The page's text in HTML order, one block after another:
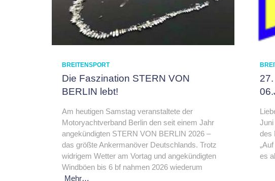
BREITENSPORT
Die Faszination STERN VON
BERLIN lebt!
Am heutigen Samstag veranstaltete der
Motoryachtverband Berlin den seit einem Jahr
angekündigten STERN VON BERLIN 2026 –
das größte Ankermanöver Deutschlands. Trotz
widrigem Wetter am Vortag und angekündigten
Windböen bis 6 bf nahmen 2026 wiederum
Mehr…
Juni
des
es